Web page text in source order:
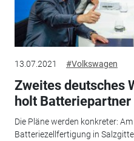
13.07.2021 #Volkswagen
Zweites deutsches
holt Batteriepartner
Die Pläne werden konkreter:
Batteriezellfertigung in